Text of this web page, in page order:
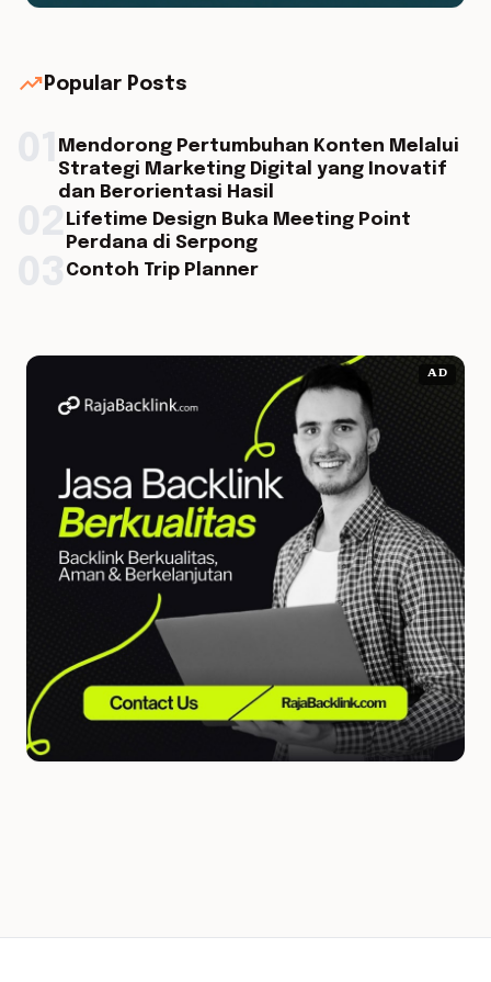
trending_up Popular Posts
Mendorong Pertumbuhan Konten Melalui
Strategi Marketing Digital yang Inovatif
dan Berorientasi Hasil
Lifetime Design Buka Meeting Point
Perdana di Serpong
Contoh Trip Planner
AD